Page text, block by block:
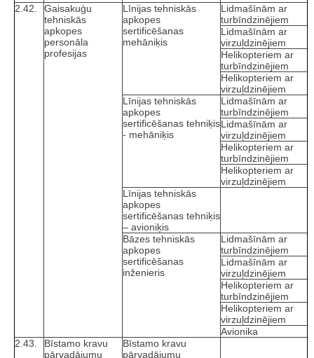
2.42.
Gaisakuģu
tehniskās
apkopes
personāla
profesijas
Līnijas tehniskās
apkopes
sertificēšanas
mehāniķis
Lidmašīnām ar
turbīndzinējiem
Lidmašīnām ar
virzuļdzinējiem
Helikopteriem ar
turbīndzinējiem
Helikopteriem ar
virzuļdzinējiem
Līnijas tehniskās
apkopes
sertificēšanas tehniķis
- mehāniķis
Lidmašīnām ar
turbīndzinējiem
Lidmašīnām ar
virzuļdzinējiem
Helikopteriem ar
turbīndzinējiem
Helikopteriem ar
virzuļdzinējiem
Līnijas tehniskās
apkopes
sertificēšanas tehniķis
– avioniķis
Bāzes tehniskās
apkopes
sertificēšanas
inženieris
Lidmašīnām ar
turbīndzinējiem
Lidmašīnām ar
virzuļdzinējiem
Helikopteriem ar
turbīndzinējiem
Helikopteriem ar
virzuļdzinējiem
Avionika
2.43.
Bīstamo kravu
pārvadājumu
Bīstamo kravu
pārvadājumu